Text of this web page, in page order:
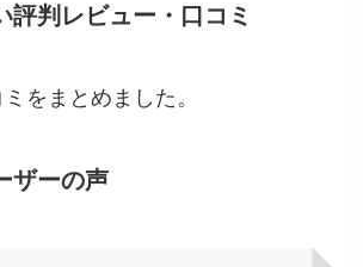
判レビュー・口コミ
をまとめました。
ザーの声